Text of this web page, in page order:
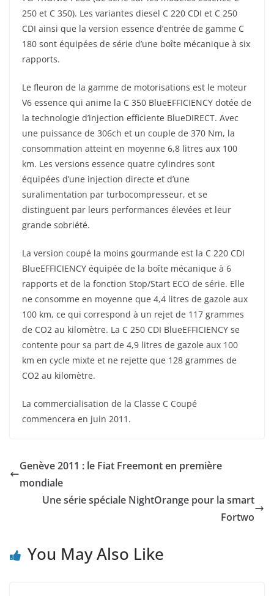
250 et C 350). Les variantes diesel C 220 CDI et C 250
CDI ainsi que la version essence d’entrée de gamme C
180 sont équipées de série d’une boîte mécanique à six
rapports.
Le fleuron de la gamme de motorisations est le moteur
V6 essence qui anime la C 350 BlueEFFICIENCY dotée de
la technologie d’injection efficiente BlueDIRECT. Avec
une puissance de 306ch et un couple de 370 Nm, la
consommation atteint en moyenne 6,8 litres aux 100
km. Les versions essence quatre cylindres sont
équipées d’une injection directe et d’une
suralimentation par turbocompresseur, et se
distinguent par leurs performances élevées et leur
grande sobriété.
La version coupé la moins gourmande est la C 220 CDI
BlueEFFICIENCY équipée de la boîte mécanique à 6
rapports et de la fonction Stop/Start ECO de série. Elle
ne consomme en moyenne que 4,4 litres de gazole aux
100 km, ce qui correspond à un rejet de 117 grammes
de CO2 au kilomètre. La C 250 CDI BlueEFFICIENCY se
contente pour sa part de 4,9 litres de gazole aux 100
km en cycle mixte et ne rejette que 128 grammes de
CO2 au kilomètre.
La commercialisation de la Classe C Coupé
commencera en juin 2011.
Genève 2011 : le Fiat Freemont en première
mondiale
Une série spéciale NightOrange pour la smart
Fortwo
You May Also Like